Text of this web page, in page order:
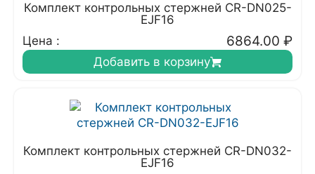
Комплект контрольных стержней CR-DN025-
EJF16
Цена :
6864.00 ₽
Добавить в корзину
Комплект контрольных стержней CR-DN032-
EJF16